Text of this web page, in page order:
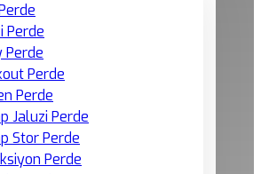
Perde
Perde
Perde
Perde
Jaluzi Perde
Stor Perde
Perde